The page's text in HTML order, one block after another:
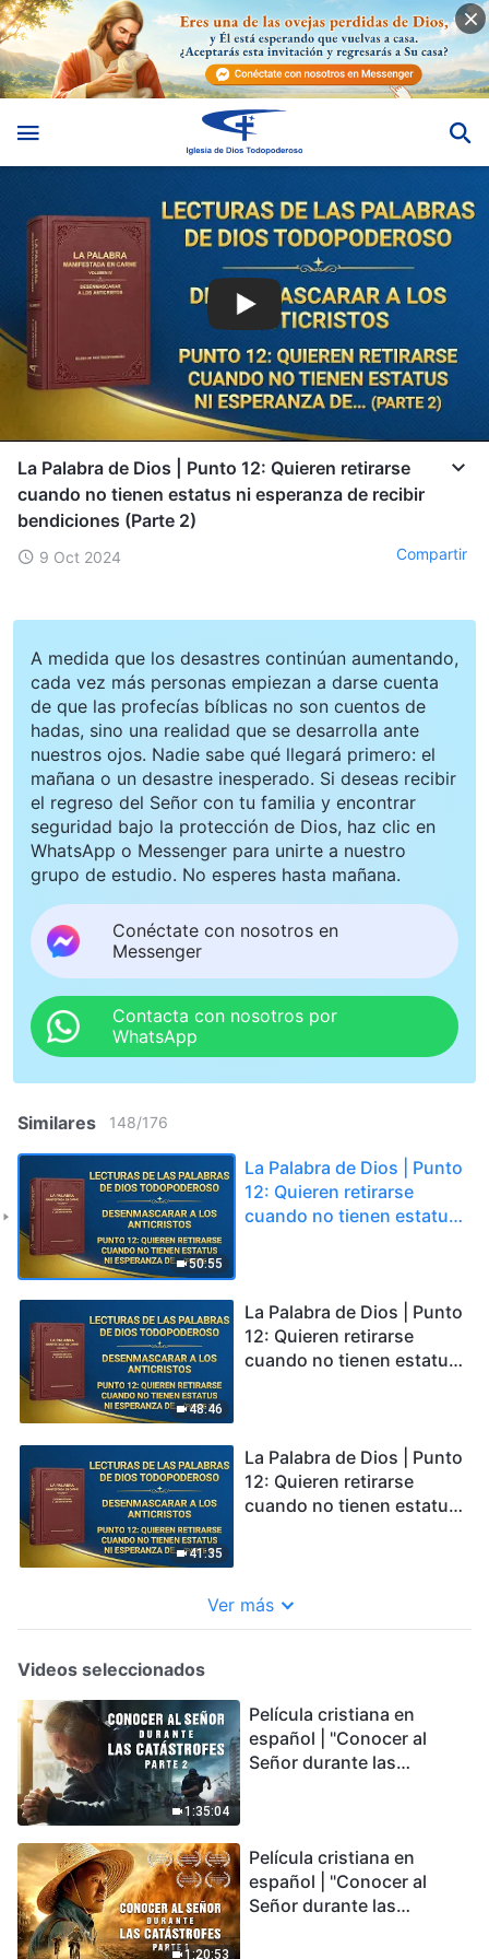
La Palabra de Dios | Punto 12: Quieren retirarse
cuando no tienen estatus ni esperanza de recibir
bendiciones (Parte 2)
9 Oct 2024 Compartir
A medida que los desastres continúan aumentando,
cada vez más personas empiezan a darse cuenta
de que las profecías bíblicas no son cuentos de
hadas, sino una realidad que se desarrolla ante
nuestros ojos. Nadie sabe qué llegará primero: el
mañana o un desastre inesperado. Si deseas recibir
el regreso del Señor con tu familia y encontrar
seguridad bajo la protección de Dios, haz clic en
WhatsApp o Messenger para unirte a nuestro
grupo de estudio. No esperes hasta mañana.
Conéctate con nosotros en
Messenger
Contacta con nosotros por
WhatsApp
Similares 148/176
50:55
La Palabra de Dios | Punto
12: Quieren retirarse
cuando no tienen estatus
48:46
La Palabra de Dios | Punto
12: Quieren retirarse
cuando no tienen estatus
41:35
La Palabra de Dios | Punto
12: Quieren retirarse
cuando no tienen estatus
Ver más
Videos seleccionados
1:35:04
Película cristiana en
español | "Conocer al
Señor durante las
podemos sobrevivir?
1:20:53
Película cristiana en
español | "Conocer al
Señor durante las